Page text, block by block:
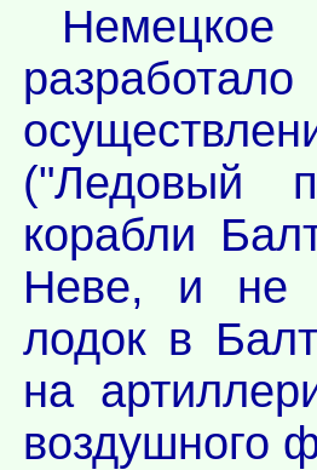
Немецкое
("Ледовый
корабли
Неве, и не
лодок в
на
воздушного